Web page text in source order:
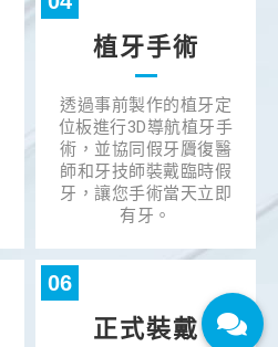
植牙手術
透過事前製作的植牙定
位板進行3D導航植牙手
術，並協同假牙贗復醫
師和牙技師裝戴臨時假
牙，讓您手術當天立即
有牙。
06
正式裝戴